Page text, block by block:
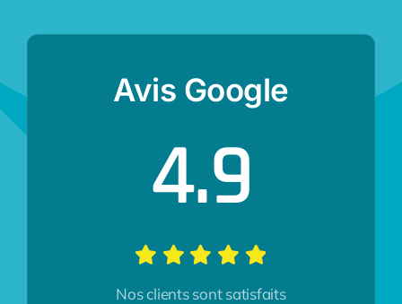
Avis Google
4.9
Nos clients sont satisfaits